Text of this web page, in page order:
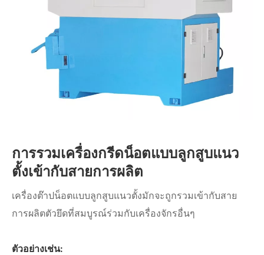
การรวมเครื่องกรีดน็อตแบบลูกสูบแนว
ตั้งเข้ากับสายการผลิต
เครื่องต๊าปน็อตแบบลูกสูบแนวตั้งมักจะถูกรวมเข้ากับสาย
การผลิตตัวยึดที่สมบูรณ์ร่วมกับเครื่องจักรอื่นๆ
ตัวอย่างเช่น: